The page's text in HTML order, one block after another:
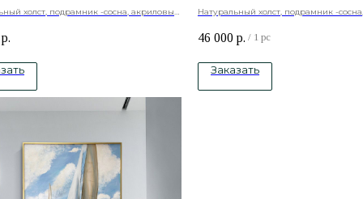
холст, подрамник -сосна, акриловые
р.
Натуральный холст, подрамник -
46 000 р. / 1 pc
Заказать